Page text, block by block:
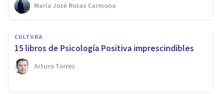
María José Rosas Carmona
CULTURA
15 libros de Psicología Positiva imprescindibles
Arturo Torres
PAREJA
Los beneficios de la psicología
online aplicada a los
problemas de pareja